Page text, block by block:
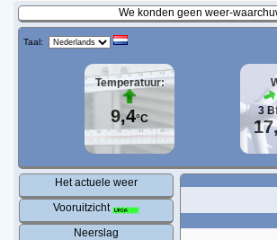
We konden geen weer-
Taal:
Temperatuur:
9,4°C
3
Het actuele weer
Vooruitzicht
Neerslag